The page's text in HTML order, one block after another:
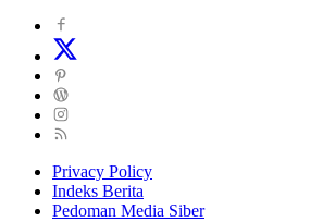
Privacy Policy
Indeks Berita
Pedoman Media Siber